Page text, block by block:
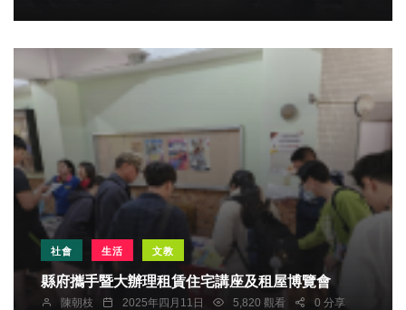
社會 生活 文教
縣府攜手暨大辦理租賃住宅講座及租屋博覽會
陳朝枝 2025年四月11日 5,820 觀看 0 分享